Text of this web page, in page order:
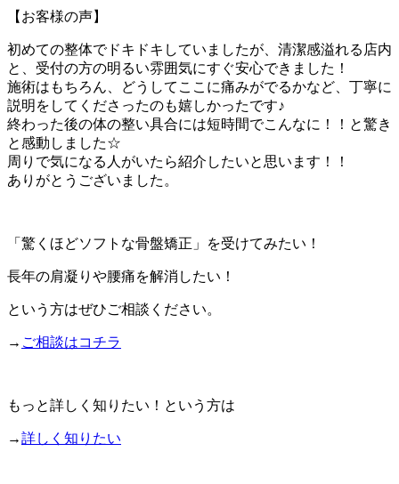
【お客様の声】
初めての整体でドキドキしていましたが、清潔感溢れる店内
と、受付の方の明るい雰囲気にすぐ安心できました！
施術はもちろん、どうしてここに痛みがでるかなど、丁寧に
説明をしてくださったのも嬉しかったです♪
終わった後の体の整い具合には短時間でこんなに！！と驚き
と感動しました☆
周りで気になる人がいたら紹介したいと思います！！
ありがとうございました。
「驚くほどソフトな骨盤矯正」を受けてみたい！
長年の肩凝りや腰痛を解消したい！
という方はぜひご相談ください。
→ ご相談はコチラ
もっと詳しく知りたい！という方は
→詳しく知りたい